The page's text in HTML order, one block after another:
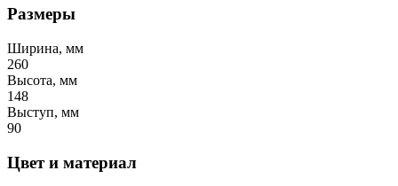
Размеры
Ширина, мм
260
Высота, мм
148
Выступ, мм
90
Цвет и материал